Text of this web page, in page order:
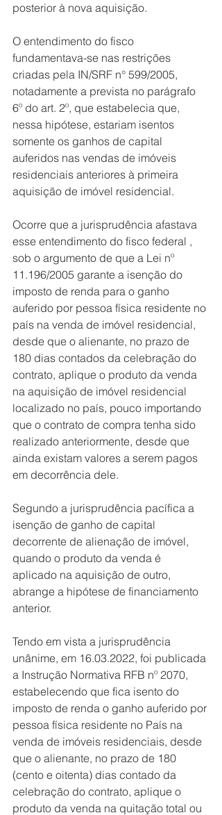
posterior à nova aquisição.
O entendimento do fisco
fundamentava-se nas restrições
criadas pela IN/SRF n° 599/2005,
notadamente a prevista no parágrafo
6º do art. 2º, que estabelecia que,
nessa hipótese, estariam isentos
somente os ganhos de capital
auferidos nas vendas de imóveis
residenciais anteriores à primeira
aquisição de imóvel residencial.
Ocorre que a jurisprudência afastava
esse entendimento do fisco federal ,
sob o argumento de que a Lei nº
11.196/2005 garante a isenção do
imposto de renda para o ganho
auferido por pessoa física residente no
país na venda de imóvel residencial,
desde que o alienante, no prazo de
180 dias contados da celebração do
contrato, aplique o produto da venda
na aquisição de imóvel residencial
localizado no país, pouco importando
que o contrato de compra tenha sido
realizado anteriormente, desde que
ainda existam valores a serem pagos
em decorrência dele.
Segundo a jurisprudência pacífica a
isenção de ganho de capital
decorrente de alienação de imóvel,
quando o produto da venda é
aplicado na aquisição de outro,
abrange a hipótese de financiamento
anterior.
Tendo em vista a jurisprudência
unânime, em 16.03.2022, foi publicada
a Instrução Normativa RFB nº 2070,
estabelecendo que fica isento do
imposto de renda o ganho auferido por
pessoa física residente no País na
venda de imóveis residenciais, desde
que o alienante, no prazo de 180
(cento e oitenta) dias contado da
celebração do contrato, aplique o
produto da venda na quitação total ou